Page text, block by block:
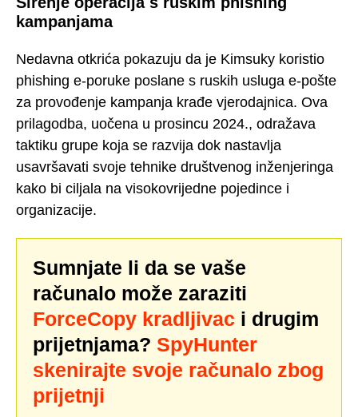
kampanjama
Nedavna otkrića pokazuju da je Kimsuky koristio
phishing e-poruke poslane s ruskih usluga e-pošte
za provođenje kampanja krađe vjerodajnica. Ova
prilagodba, uočena u prosincu 2024., odražava
taktiku grupe koja se razvija dok nastavlja
usavršavati svoje tehnike društvenog inženjeringa
kako bi ciljala na visokovrijedne pojedince i
organizacije.
Sumnjate li da se vaše
računalo može zaraziti
ForceCopy kradljivac i drugim
prijetnjama? SpyHunter
skenirajte svoje računalo zbog
prijetnji